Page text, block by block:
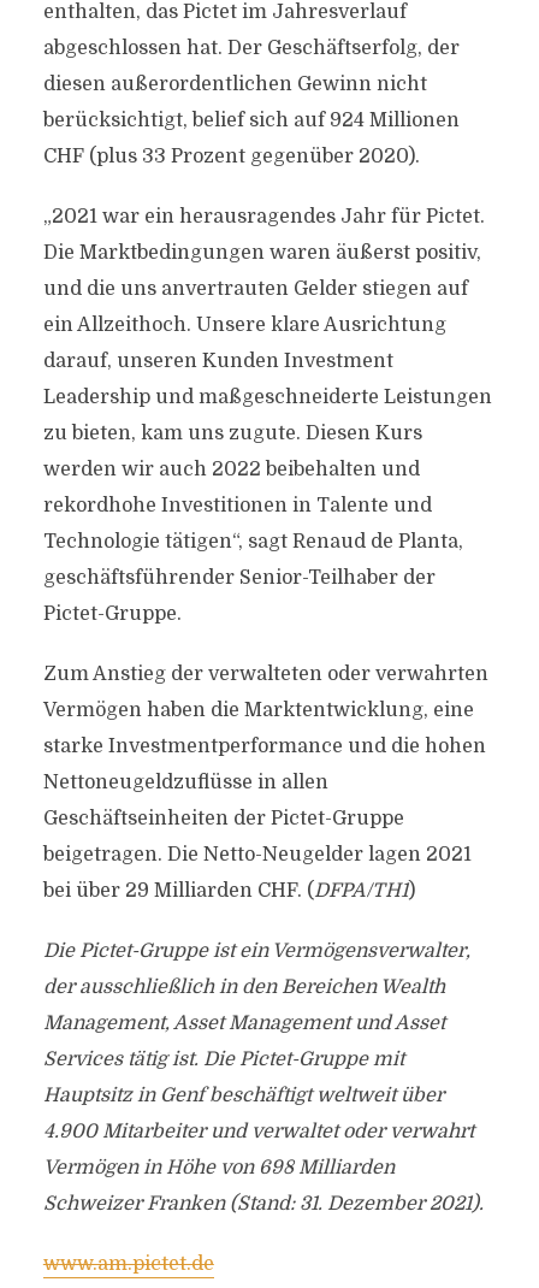
enthalten, das Pictet im Jahresverlauf
abgeschlossen hat. Der Geschäftserfolg, der
diesen außerordentlichen Gewinn nicht
berücksichtigt, belief sich auf 924 Millionen
CHF (plus 33 Prozent gegenüber 2020).
„2021 war ein herausragendes Jahr für Pictet.
Die Marktbedingungen waren äußerst positiv,
und die uns anvertrauten Gelder stiegen auf
ein Allzeithoch. Unsere klare Ausrichtung
darauf, unseren Kunden Investment
Leadership und maßgeschneiderte Leistungen
zu bieten, kam uns zugute. Diesen Kurs
werden wir auch 2022 beibehalten und
rekordhohe Investitionen in Talente und
Technologie tätigen“, sagt Renaud de Planta,
geschäftsführender Senior-Teilhaber der
Pictet-Gruppe.
Zum Anstieg der verwalteten oder verwahrten
Vermögen haben die Marktentwicklung, eine
starke Investmentperformance und die hohen
Nettoneugeldzuflüsse in allen
Geschäftseinheiten der Pictet-Gruppe
beigetragen. Die Netto-Neugelder lagen 2021
bei über 29 Milliarden CHF. (DFPA/TH1)
Die Pictet-Gruppe ist ein Vermögensverwalter,
der ausschließlich in den Bereichen Wealth
Management, Asset Management und Asset
Services tätig ist. Die Pictet-Gruppe mit
Hauptsitz in Genf beschäftigt weltweit über
4.900 Mitarbeiter und verwaltet oder verwahrt
Vermögen in Höhe von 698 Milliarden
Schweizer Franken (Stand: 31. Dezember 2021).
www.am.pictet.de